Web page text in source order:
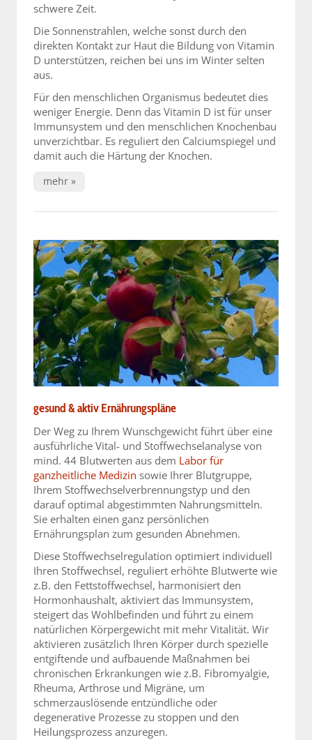
schwere Zeit.
Die Sonnenstrahlen, welche sonst durch den
direkten Kontakt zur Haut die Bildung von Vitamin
D unterstützen, reichen bei uns im Winter selten
aus.
Für den menschlichen Organismus bedeutet dies
weniger Energie. Denn das Vitamin D ist für unser
Immunsystem und den menschlichen Knochenbau
unverzichtbar. Es reguliert den Calciumspiegel und
damit auch die Härtung der Knochen.
mehr »
gesund & aktiv Ernährungspläne
Der Weg zu Ihrem Wunschgewicht führt über eine
ausführliche Vital- und Stoffwechselanalyse von
mind. 44 Blutwerten aus dem Labor für
ganzheitliche Medizin sowie Ihrer Blutgruppe,
Ihrem Stoffwechselverbrennungstyp und den
darauf optimal abgestimmten Nahrungsmitteln.
Sie erhalten einen ganz persönlichen
Ernährungsplan zum gesunden Abnehmen.
Diese Stoffwechselregulation optimiert individuell
Ihren Stoffwechsel, reguliert erhöhte Blutwerte wie
z.B. den Fettstoffwechsel, harmonisiert den
Hormonhaushalt, aktiviert das Immunsystem,
steigert das Wohlbefinden und führt zu einem
natürlichen Körpergewicht mit mehr Vitalität. Wir
aktivieren zusätzlich Ihren Körper durch spezielle
entgiftende und aufbauende Maßnahmen bei
chronischen Erkrankungen wie z.B. Fibromyalgie,
Rheuma, Arthrose und Migräne, um
schmerzauslösende entzündliche oder
degenerative Prozesse zu stoppen und den
Heilungsprozess anzuregen.